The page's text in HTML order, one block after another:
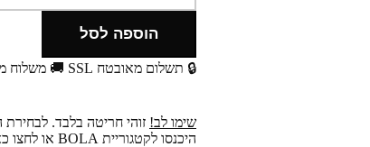
הוספה לסל
🔒 תשלום מאובטח SSL 🚚 משלוח
שימו לב! זוהי חריטה בלבד.
היכנסו לקטגוריית BOLA או
לחצו